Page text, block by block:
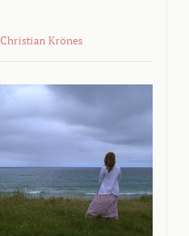
Christian Krönes